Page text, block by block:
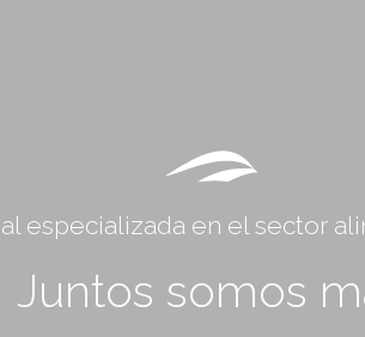
especializada en el sector
Juntos somos